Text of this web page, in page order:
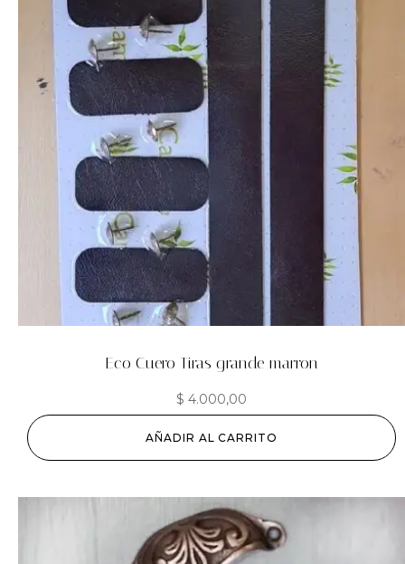
Eco Cuero Tiras grande marron
$ 4.000,00
AÑADIR AL CARRITO